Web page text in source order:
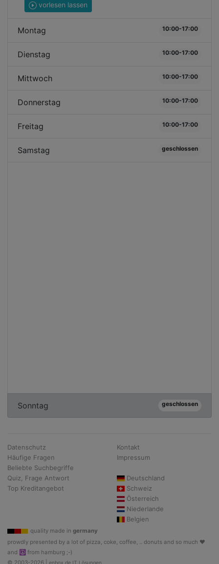
vorlesen lassen
Montag 10:00-17:00
Dienstag 10:00-17:00
Mittwoch 10:00-17:00
Donnerstag 10:00-17:00
Freitag 10:00-17:00
Samstag geschlossen
Sonntag geschlossen
Datenschutz
Häufige Fragen
Beliebte Suchbegriffe
Quiz, Frage Antwort
Top Kreditangebot
Kontakt
Impressum
Deutschland
Schweiz
Österreich
Niederlande
Belgien
quality made in germany
prowdly presented by a lot of pizza, coke, coffee, .. donuts and so much ♥
and ☮ from hamburg ;-)
© 2003-2026 |